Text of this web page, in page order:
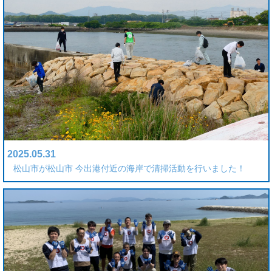
2025.05.31
松山市が松山市 今出港付近の海岸で清掃活動を行いました！